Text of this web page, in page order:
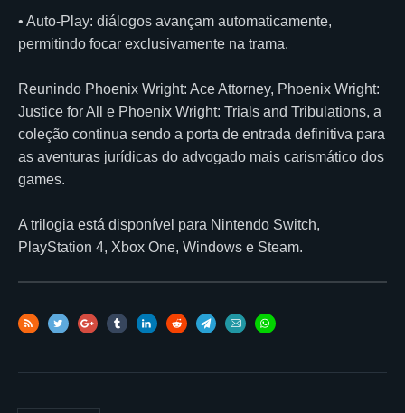
• Auto-Play: diálogos avançam automaticamente,
permitindo focar exclusivamente na trama.
Reunindo Phoenix Wright: Ace Attorney, Phoenix Wright:
Justice for All e Phoenix Wright: Trials and Tribulations, a
coleção continua sendo a porta de entrada definitiva para
as aventuras jurídicas do advogado mais carismático dos
games.
A trilogia está disponível para Nintendo Switch,
PlayStation 4, Xbox One, Windows e Steam.